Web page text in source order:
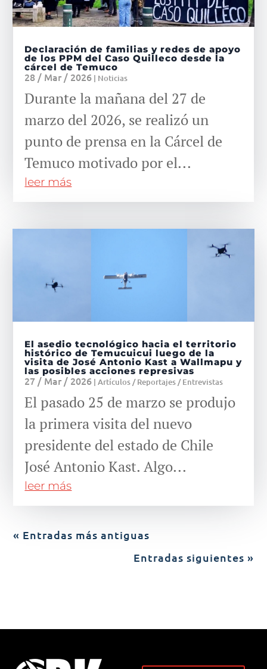
Declaración de familias y redes de apoyo
de los PPM del Caso Quilleco desde la
cárcel de Temuco
28 / Mar / 2026 | Noticias
Durante la mañana del 27 de
marzo del 2026, se realizó un
punto de prensa en la Cárcel de
Temuco motivado por el...
leer más
El asedio tecnológico hacia el territorio
histórico de Temucuicui luego de la
visita de José Antonio Kast a Wallmapu y
las posibles acciones represivas
27 / Mar / 2026 |Artículos / Reportajes / Entrevistas
El pasado 25 de marzo se produjo
la primera visita del nuevo
presidente del estado de Chile
José Antonio Kast. Algo...
leer más
« Entradas más antiguas
Entradas siguientes »